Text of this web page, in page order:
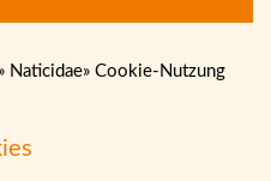
» Naticidae» Cookie-Nutzung